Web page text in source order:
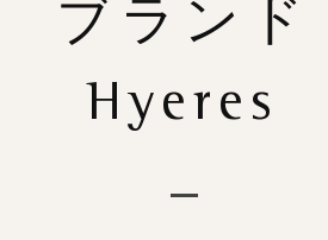
ブランド
Hyeres